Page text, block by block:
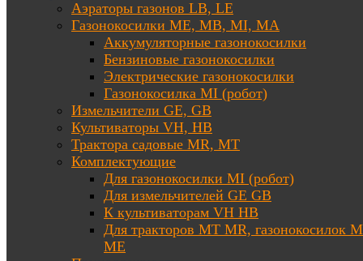
Аэраторы газонов LB, LE
Газонокосилки ME, MB, MI, MA
Аккумуляторные газонокосилки
Бензиновые газонокосилки
Электрические газонокосилки
Газонокосилка MI (робот)
Измельчители GE, GB
Культиваторы VH, HB
Трактора садовые MR, MT
Комплектующие
Для газонокосилки MI (робот)
Для измельчителей GE GB
К культиваторам VH HB
Для тракторов МТ MR, газонокосилок
ME